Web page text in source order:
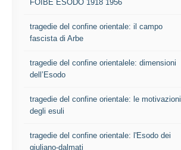
FOIBE ESODO 1918 1956
tragedie del confine orientale: il campo
fascista di Arbe
tragedie del confine orientalele: dimensioni
dell’Esodo
tragedie del confine orientale: le motivazioni
degli esuli
tragedie del confine orientale: l'Esodo dei
giuliano-dalmati